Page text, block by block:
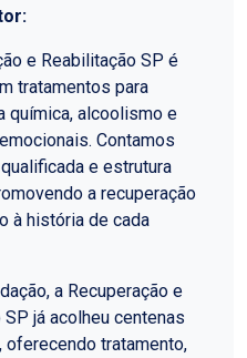
e Reabilitação SP é
tratamentos para
química, alcoolismo e
Contamos
e estrutura
a recuperação
à história de cada
a Recuperação e
já acolheu centenas
tratamento,